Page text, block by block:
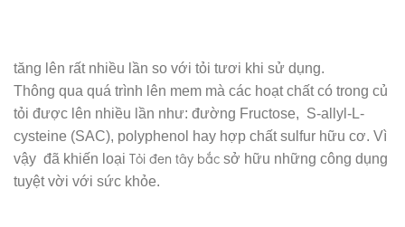
tăng lên rất nhiều lần so với tỏi tươi khi sử dụng.
Thông qua quá trình lên mem mà các hoạt chất có trong củ
tỏi được lên nhiều lần như: đường Fructose, S-allyl-L-
cysteine (SAC), polyphenol hay hợp chất sulfur hữu cơ. Vì
vậy đã khiến loại Tỏi đen tây bắc sở hữu những công dụng
tuyệt vời với sức khỏe.